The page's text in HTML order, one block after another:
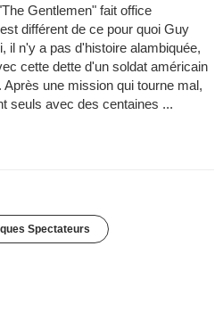
Gentlemen" fait office
différent de ce pour quoi Guy
il n'y a pas d'histoire alambiquée,
cette dette d'un soldat américain
une mission qui tourne mal,
seuls avec des centaines ...
Spectateurs